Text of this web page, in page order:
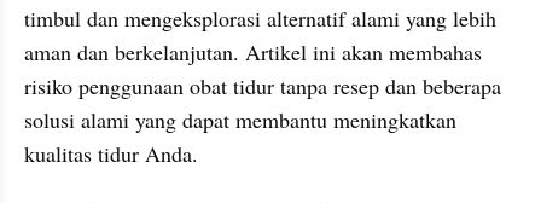
timbul dan mengeksplorasi alternatif alami yang lebih
aman dan berkelanjutan. Artikel ini akan membahas
risiko penggunaan obat tidur tanpa resep dan beberapa
solusi alami yang dapat membantu meningkatkan
kualitas tidur Anda.